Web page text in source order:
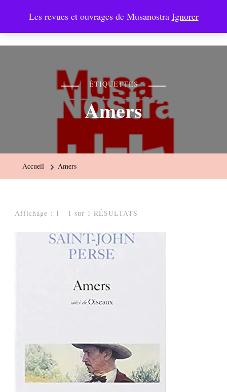
Les revues et ouvrages de Musanostra Ignorer
Musanostra
ÉTIQUETTES
Amers
Accueil Amers
Affichage : 1 - 1 sur 1 RÉSULTATS